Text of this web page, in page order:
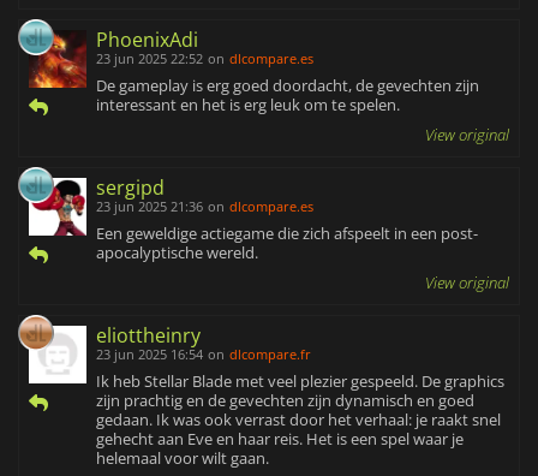
PhoenixAdi
23 jun 2025 22:52 on dlcompare.es
De gameplay is erg goed doordacht, de gevechten zijn
interessant en het is erg leuk om te spelen.
View original
sergipd
23 jun 2025 21:36 on dlcompare.es
Een geweldige actiegame die zich afspeelt in een post-
apocalyptische wereld.
View original
eliottheinry
23 jun 2025 16:54 on dlcompare.fr
Ik heb Stellar Blade met veel plezier gespeeld. De graphics
zijn prachtig en de gevechten zijn dynamisch en goed
gedaan. Ik was ook verrast door het verhaal: je raakt snel
gehecht aan Eve en haar reis. Het is een spel waar je
helemaal voor wilt gaan.